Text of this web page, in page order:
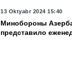
13 Oktyabr 2024 15:40
Минобороны
представило